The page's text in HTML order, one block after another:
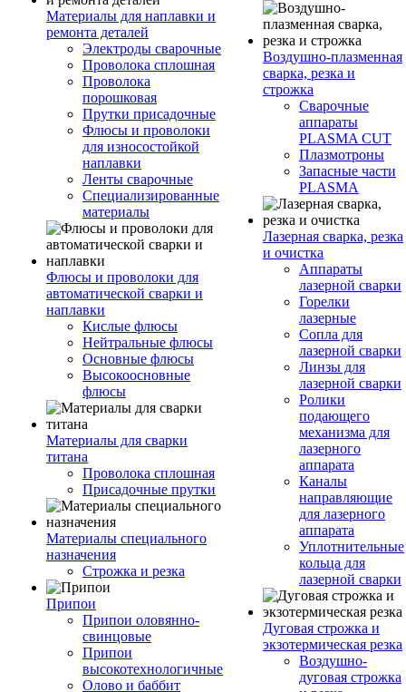
Материалы для наплавки и
ремонта деталей
Электроды сварочные
Проволока сплошная
Проволока
порошковая
Прутки присадочные
Флюсы и проволоки
для износостойкой
наплавки
Ленты сварочные
Специализированные
материалы
Флюсы и проволоки для
автоматической сварки и
наплавки
Кислые флюсы
Нейтральные флюсы
Основные флюсы
Высокоосновные
флюсы
Материалы для сварки
титана
Проволока сплошная
Присадочные прутки
Материалы специального
назначения
Строжка и резка
Припои
Припои оловянно-
свинцовые
Припои
высокотехнологичные
Олово и баббит
Воздушно-плазменная
сварка, резка и
строжка
Сварочные
аппараты
PLASMA CUT
Плазмотроны
Запасные части
PLASMA
Лазерная сварка, резка
и очистка
Аппараты
лазерной сварки
Горелки
лазерные
Сопла для
лазерной сварки
Линзы для
лазерной сварки
Ролики
подающего
механизма для
лазерного
аппарата
Каналы
направляющие
для лазерного
аппарата
Уплотнительные
кольца для
лазерной сварки
Дуговая строжка и
экзотермическая резка
Воздушно-
дуговая строжка